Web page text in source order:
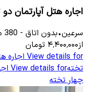
اجاره هتل آپارتمان
سرعین•بدون اتاق -
380
از۴٬۴۰۰٬۰۰۰ تومان
View details for اجاره
تختهView details for
چهار تخته